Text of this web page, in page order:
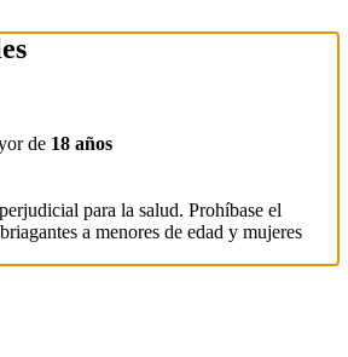
de 18 años
para la salud. Prohíbase el
a menores de edad y mujeres